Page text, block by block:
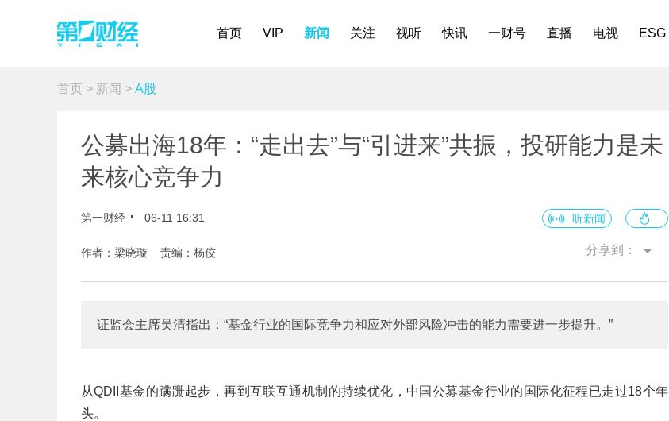
首页 VIP 新闻 关注 视听 快讯 一财号 直播 电视 ESG
首页 > 新闻 > A股
公募出海18年：“走出去”与“引进来”共振，投研能力是未
来核心竞争力
第一财经 06-11 16:31 听新闻
作者：梁晓璇 责编：杨佼 分享到：
证监会主席吴清指出：“基金行业的国际竞争力和应对外部风险冲击的能力需要进一步提升。”
从QDII基金的蹒跚起步，再到互联互通机制的持续优化，中国公募基金行业的国际化征程已走过18个年
头。